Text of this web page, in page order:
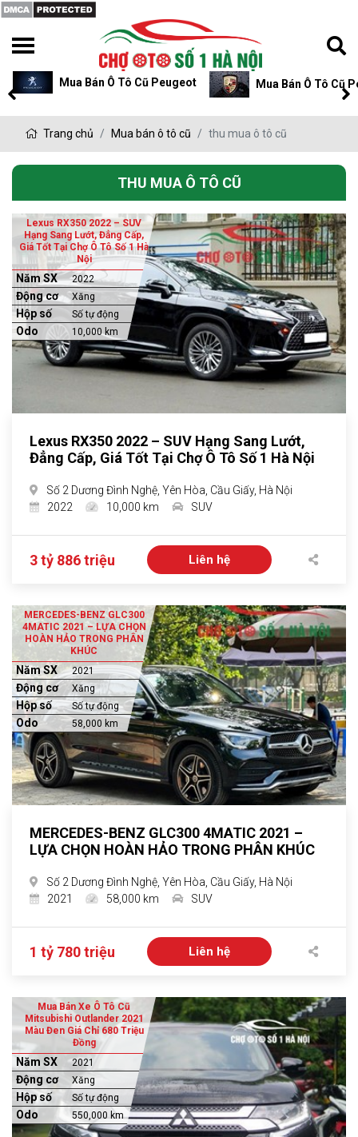
Mua Bán Ô Tô Cũ Peugeot Mua Bán Ô Tô Cũ
Trang chủ Mua bán ô tô cũ thu mua ô tô cũ
THU MUA Ô TÔ CŨ
Lexus RX350 2022 – SUV
Hạng Sang Lướt, Đẳng Cấp,
Giá Tốt Tại Chợ Ô Tô Số 1 Hà
Nội
Năm SX 2022
Động cơ Xăng
Hộp số Số tự động
Odo 10,000 km
Lexus RX350 2022 – SUV Hạng Sang Lướt,
Đẳng Cấp, Giá Tốt Tại Chợ Ô Tô Số 1 Hà Nội
Số 2 Dương Đình Nghệ, Yên Hòa, Cầu Giấy, Hà Nội
2022
10,000 km SUV
3 tỷ 886 triệu Liên hệ
MERCEDES-BENZ GLC300
4MATIC 2021 – LỰA CHỌN
HOÀN HẢO TRONG PHÂN
KHÚC
Năm SX 2021
Động cơ Xăng
Hộp số Số tự động
Odo 58,000 km
MERCEDES-BENZ GLC300 4MATIC 2021 –
LỰA CHỌN HOÀN HẢO TRONG PHÂN KHÚC
Số 2 Dương Đình Nghệ, Yên Hòa, Cầu Giấy, Hà Nội
2021
58,000 km SUV
1 tỷ 780 triệu Liên hệ
Mua Bán Xe Ô Tô Cũ
Mitsubishi Outlander 2021
Màu Đen Giá Chỉ 680 Triệu
Đồng
Năm SX 2021
Động cơ Xăng
Hộp số Số tự động
Odo 550,000 km